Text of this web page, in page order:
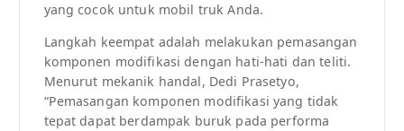
yang cocok untuk mobil truk Anda.
Langkah keempat adalah melakukan pemasangan
komponen modifikasi dengan hati-hati dan teliti.
Menurut mekanik handal, Dedi Prasetyo,
“Pemasangan komponen modifikasi yang tidak
tepat dapat berdampak buruk pada performa